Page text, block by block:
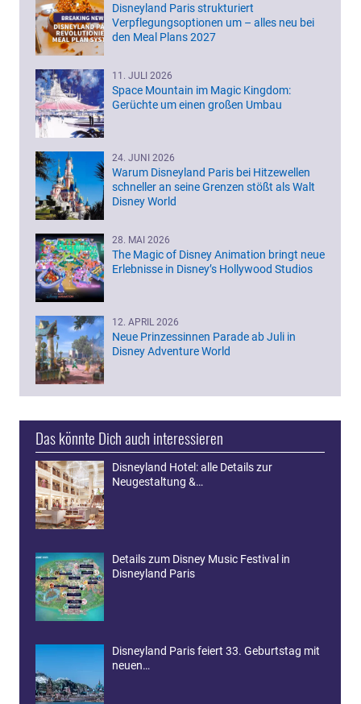
Disneyland Paris strukturiert
Verpflegungsoptionen um – alles neu bei
den Meal Plans 2027
11. JULI 2026
Space Mountain im Magic Kingdom:
Gerüchte um einen großen Umbau
24. JUNI 2026
Warum Disneyland Paris bei Hitzewellen
schneller an seine Grenzen stößt als Walt
Disney World
28. MAI 2026
The Magic of Disney Animation bringt neue
Erlebnisse in Disney’s Hollywood Studios
12. APRIL 2026
Neue Prinzessinnen Parade ab Juli in
Disney Adventure World
Das könnte Dich auch interessieren
Disneyland Hotel: alle Details zur
Neugestaltung &…
Details zum Disney Music Festival in
Disneyland Paris
Disneyland Paris feiert 33. Geburtstag mit
neuen…